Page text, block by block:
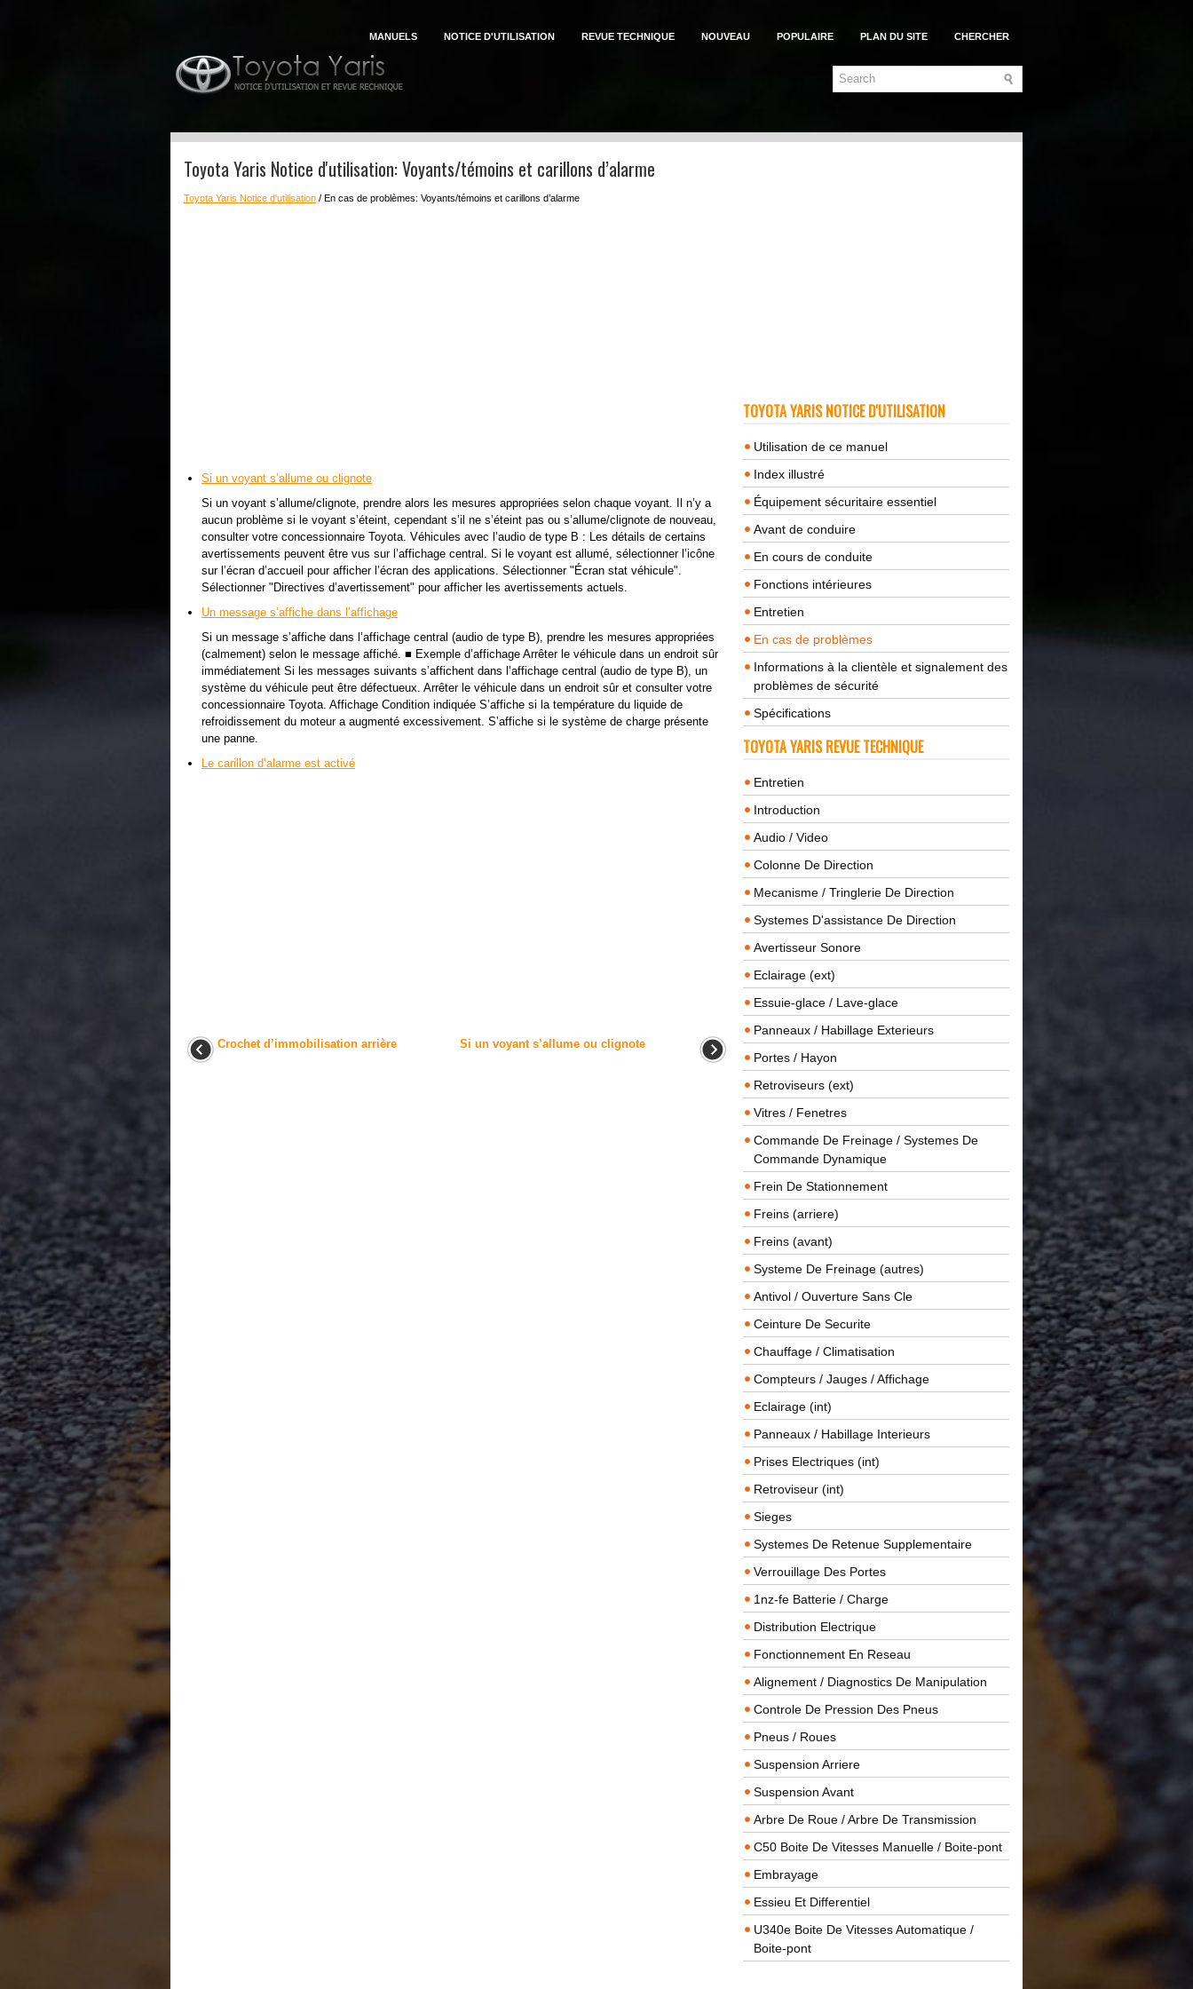
MANUELS NOTICE D'UTILISATION REVUE TECHNIQUE NOUVEAU POPULAIRE PLAN DU SITE CHERCHER
Toyota Yaris Notice d'utilisation: Voyants/témoins et carillons d’alarme
Toyota Yaris Notice d'utilisation / En cas de problèmes: Voyants/témoins et carillons d’alarme
Si un voyant s’allume ou clignote
Si un voyant s’allume/clignote, prendre alors les mesures appropriées selon chaque voyant. Il n’y a
aucun problème si le voyant s’éteint, cependant s’il ne s’éteint pas ou s’allume/clignote de nouveau,
consulter votre concessionnaire Toyota. Véhicules avec l’audio de type B : Les détails de certains
avertissements peuvent être vus sur l’affichage central. Si le voyant est allumé, sélectionner l’icône
sur l’écran d’accueil pour afficher l’écran des applications. Sélectionner "Écran stat véhicule".
Sélectionner "Directives d’avertissement" pour afficher les avertissements actuels.
Un message s’affiche dans l’affichage
Si un message s’affiche dans l’affichage central (audio de type B), prendre les mesures appropriées
(calmement) selon le message affiché. ■ Exemple d’affichage Arrêter le véhicule dans un endroit sûr
immédiatement Si les messages suivants s’affichent dans l’affichage central (audio de type B), un
système du véhicule peut être défectueux. Arrêter le véhicule dans un endroit sûr et consulter votre
concessionnaire Toyota. Affichage Condition indiquée S’affiche si la température du liquide de
refroidissement du moteur a augmenté excessivement. S’affiche si le système de charge présente
une panne.
Le carillon d’alarme est activé
Crochet d’immobilisation arrière Si un voyant s’allume ou clignote
TOYOTA YARIS NOTICE D'UTILISATION
Utilisation de ce manuel
Index illustré
Équipement sécuritaire essentiel
Avant de conduire
En cours de conduite
Fonctions intérieures
Entretien
En cas de problèmes
Informations à la clientèle et signalement des
problèmes de sécurité
Spécifications
TOYOTA YARIS REVUE TECHNIQUE
Entretien
Introduction
Audio / Video
Colonne De Direction
Mecanisme / Tringlerie De Direction
Systemes D'assistance De Direction
Avertisseur Sonore
Eclairage (ext)
Essuie-glace / Lave-glace
Panneaux / Habillage Exterieurs
Portes / Hayon
Retroviseurs (ext)
Vitres / Fenetres
Commande De Freinage / Systemes De
Commande Dynamique
Frein De Stationnement
Freins (arriere)
Freins (avant)
Systeme De Freinage (autres)
Antivol / Ouverture Sans Cle
Ceinture De Securite
Chauffage / Climatisation
Compteurs / Jauges / Affichage
Eclairage (int)
Panneaux / Habillage Interieurs
Prises Electriques (int)
Retroviseur (int)
Sieges
Systemes De Retenue Supplementaire
Verrouillage Des Portes
1nz-fe Batterie / Charge
Distribution Electrique
Fonctionnement En Reseau
Alignement / Diagnostics De Manipulation
Controle De Pression Des Pneus
Pneus / Roues
Suspension Arriere
Suspension Avant
Arbre De Roue / Arbre De Transmission
C50 Boite De Vitesses Manuelle / Boite-pont
Embrayage
Essieu Et Differentiel
U340e Boite De Vitesses Automatique /
Boite-pont